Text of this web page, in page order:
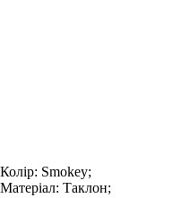
Колір: Smokey;
Матеріал: Таклон;